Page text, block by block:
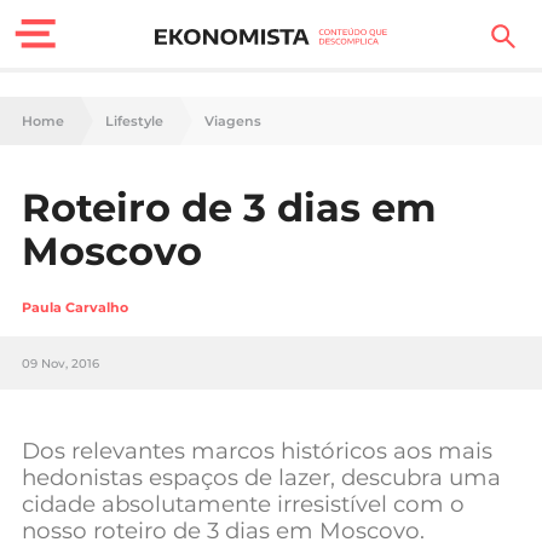
Finanças Pessoais
Carreira
Tecnologia
Negócios
Home Lifestyle Viagens
Roteiro de 3 dias em
Moscovo
Paula Carvalho
09 Nov, 2016
Dos relevantes marcos históricos aos mais
hedonistas espaços de lazer, descubra uma
cidade absolutamente irresistível com o
nosso roteiro de 3 dias em Moscovo.